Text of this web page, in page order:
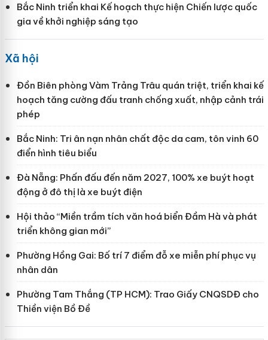
Bắc Ninh triển khai Kế hoạch thực hiện Chiến lược quốc
gia về khởi nghiệp sáng tạo
Xã hội
Đồn Biên phòng Vàm Trảng Trâu quán triệt, triển khai kế
hoạch tăng cường đấu tranh chống xuất, nhập cảnh trái
phép
Bắc Ninh: Tri ân nạn nhân chất độc da cam, tôn vinh 60
điển hình tiêu biểu
Đà Nẵng: Phấn đấu đến năm 2027, 100% xe buýt hoạt
động ở đô thị là xe buýt điện
Hội thảo “Miền trầm tích văn hoá biển Đầm Hà và phát
triển không gian mới”
Phường Hồng Gai: Bố trí 7 điểm đỗ xe miễn phí phục vụ
nhân dân
Phường Tam Thắng (TP HCM): Trao Giấy CNQSDĐ cho
Thiền viện Bồ Đề